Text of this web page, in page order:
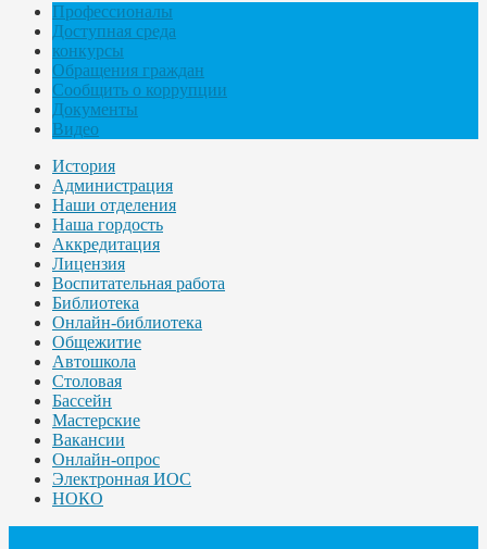
Профессионалы
Доступная среда
конкурсы
Обращения граждан
Сообщить о коррупции
Документы
Видео
История
Администрация
Наши отделения
Наша гордость
Аккредитация
Лицензия
Воспитательная работа
Библиотека
Онлайн-библиотека
Общежитие
Автошкола
Столовая
Бассейн
Мастерские
Вакансии
Онлайн-опрос
Электронная ИОС
НОКО